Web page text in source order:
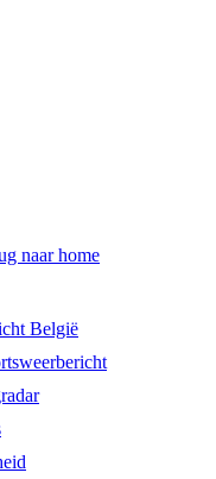
naar home
België